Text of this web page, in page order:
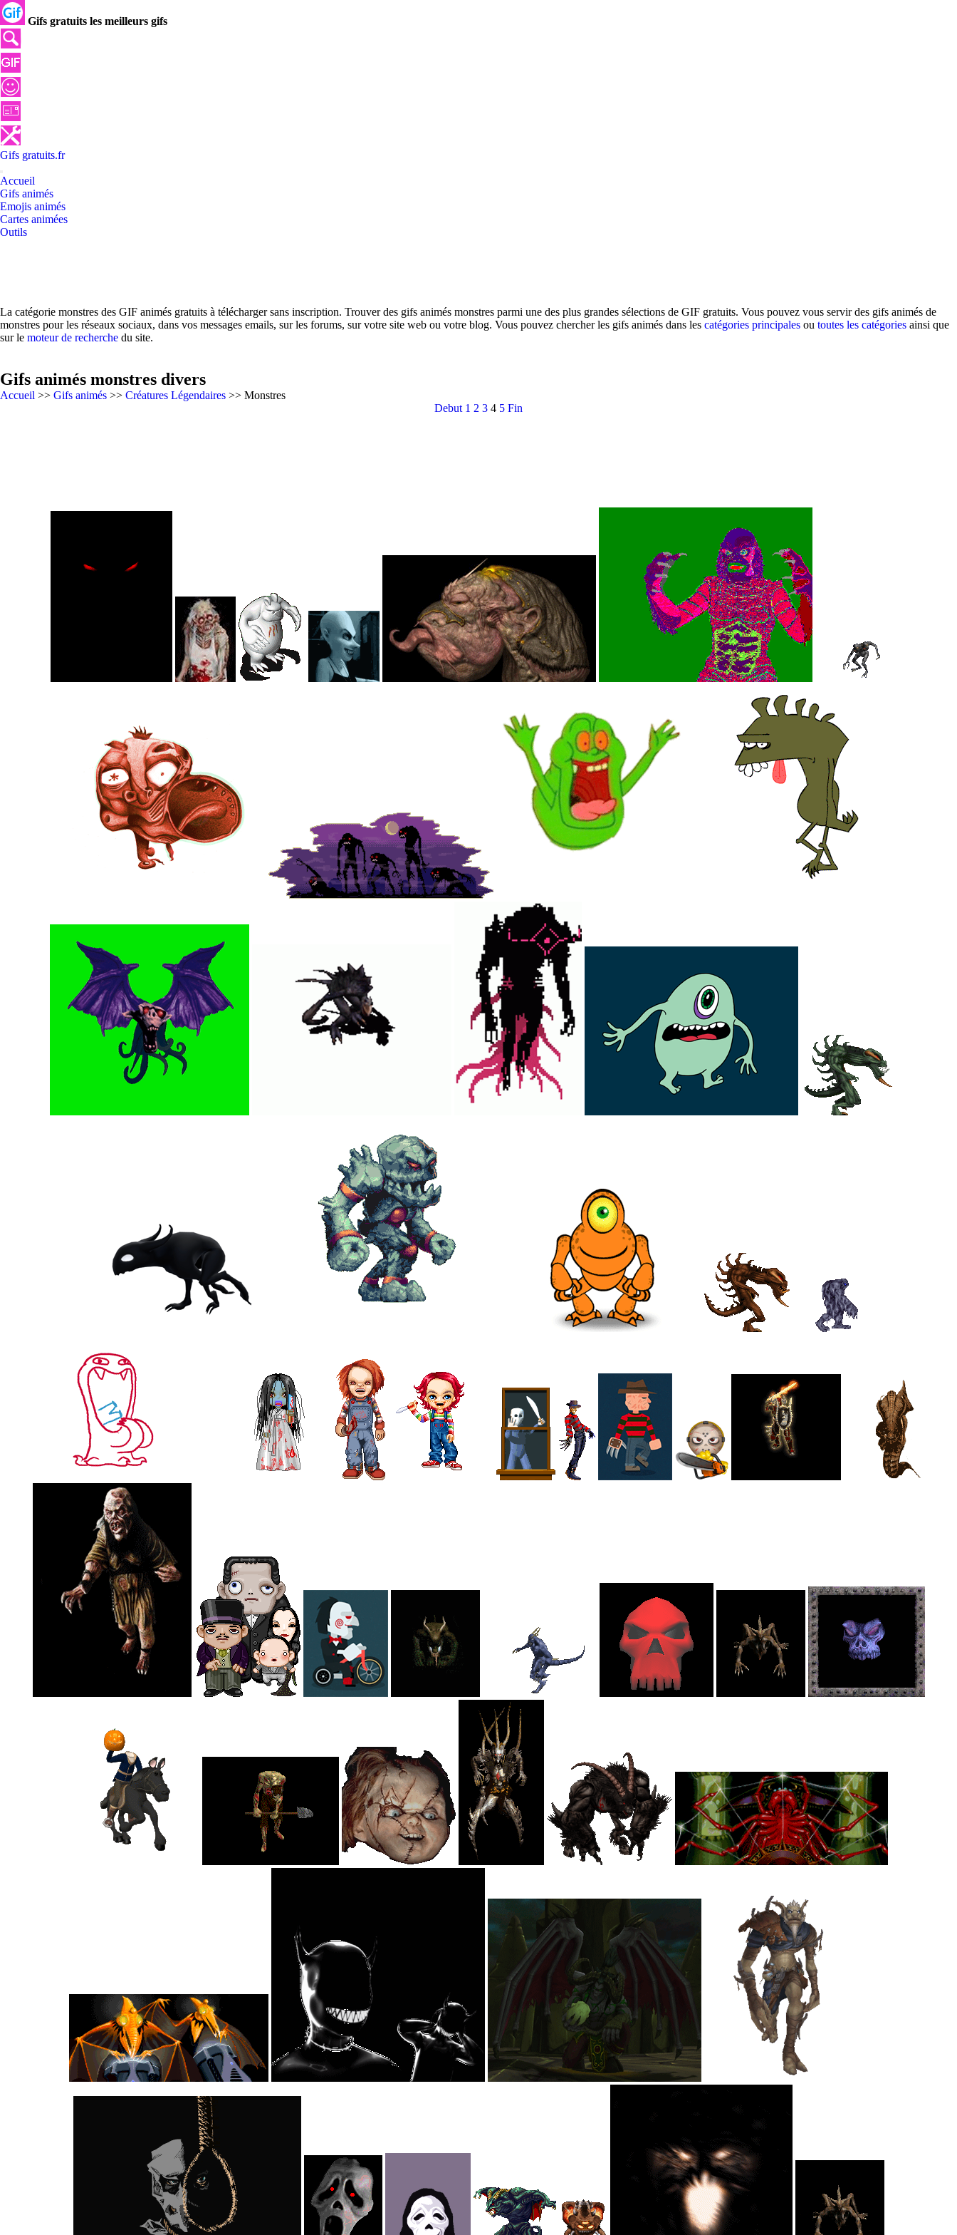
Gifs gratuits les meilleurs gifs
Gifs gratuits.fr
Accueil
Gifs animés
Emojis animés
Cartes animées
Outils
La catégorie monstres des GIF animés gratuits à télécharger sans inscription. Trouver des gifs animés monstres parmi une des plus grandes sélections de GIF gratuits. Vous pouvez vous servir des gifs animés de
monstres pour les réseaux sociaux, dans vos messages emails, sur les forums, sur votre site web ou votre blog. Vous pouvez chercher les gifs animés dans les catégories principales ou toutes les catégories ainsi que
sur le moteur de recherche du site.
Gifs animés monstres divers
Accueil >> Gifs animés >> Créatures Légendaires >> Monstres
Debut 1 2 3 4 5 Fin